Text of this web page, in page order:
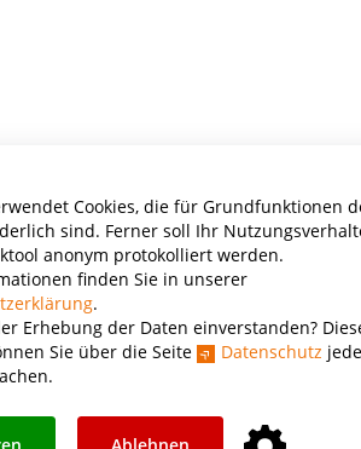
Cookies, die für Grundfunktionen
sind. Ferner soll Ihr
anonym protokolliert werden.
finden Sie in unserer
.
Erhebung der Daten einverstanden?
Sie über die Seite
Datenschutz